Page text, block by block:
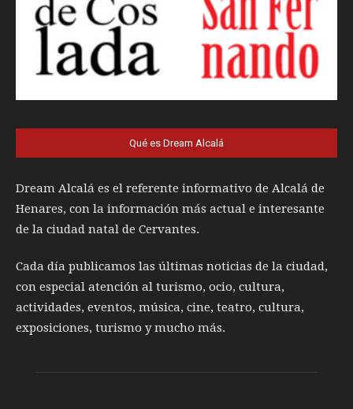
Qué es Dream Alcalá
Dream Alcalá es el referente informativo de Alcalá de
Henares, con la información más actual e interesante
de la ciudad natal de Cervantes.
Cada día publicamos las últimas noticias de la ciudad,
con especial atención al turismo, ocio, cultura,
actividades, eventos, música, cine, teatro, cultura,
exposiciones, turismo y mucho más.